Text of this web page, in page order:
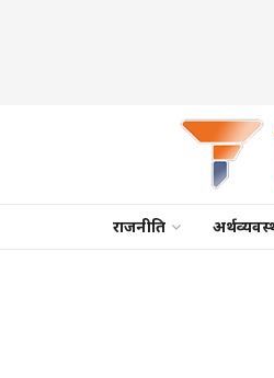
राजनीति